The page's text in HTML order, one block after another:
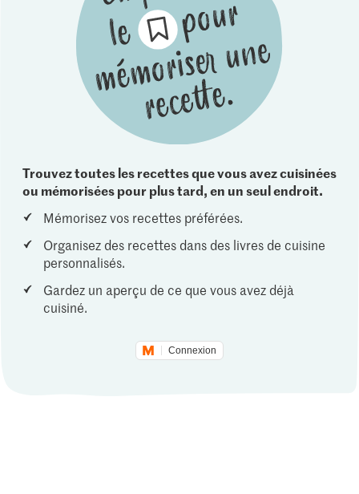
Trouvez toutes les recettes que vous avez cuisinées
ou mémorisées pour plus tard, en un seul endroit.
Mémorisez vos recettes préférées.
Organisez des recettes dans des livres de cuisine
personnalisés.
Gardez un aperçu de ce que vous avez déjà
cuisiné.
Connexion